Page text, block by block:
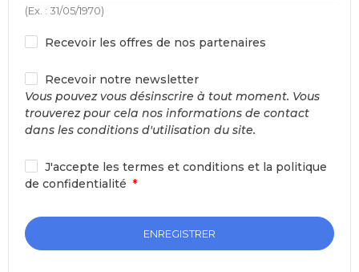
(Ex. : 31/05/1970)
Recevoir les offres de nos partenaires
Recevoir notre newsletter
Vous pouvez vous désinscrire à tout moment. Vous
trouverez pour cela nos informations de contact
dans les conditions d'utilisation du site.
J'accepte les termes et conditions et la politique
de confidentialité
ENREGISTRER